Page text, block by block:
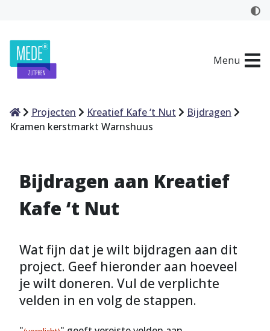
Menu
HomeProjecten Kreatief Kafe ‘t Nut
Bijdragen
Kramen kerstmarkt Warnshuus
Bijdragen aan Kreatief
Kafe ‘t Nut
Wat fijn dat je wilt bijdragen aan dit
project. Geef hieronder aan hoeveel
je wilt doneren. Vul de verplichte
velden in en volg de stappen.